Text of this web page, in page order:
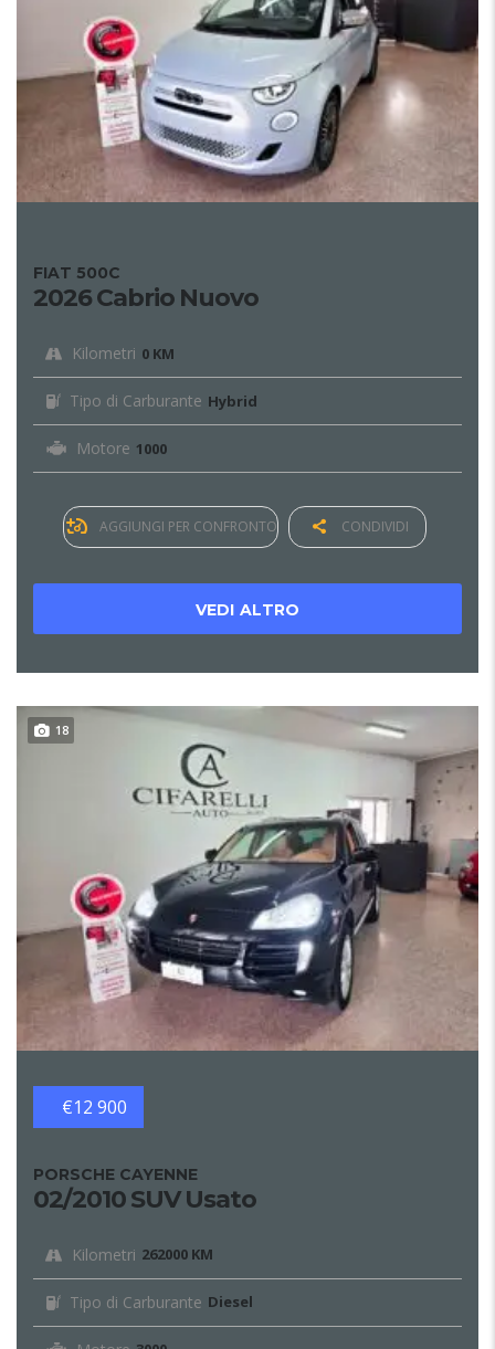
FIAT 500C
2026 Cabrio Nuovo
Kilometri 0 KM
Tipo di Carburante Hybrid
Motore 1000
AGGIUNGI PER CONFRONTO CONDIVIDI
VEDI ALTRO
18
€12 900
PORSCHE CAYENNE
02/2010 SUV Usato
Kilometri 262000 KM
Tipo di Carburante Diesel